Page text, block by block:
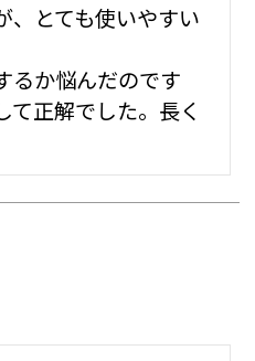
、とても使いやすい
るか悩んだのです
て正解でした。長く